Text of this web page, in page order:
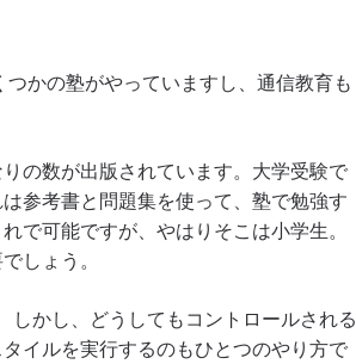
かの塾がやっていますし、通信教育も
の数が出版されています。大学受験で
参考書と問題集を使って、塾で勉強す
で可能ですが、やはりそこは小学生。
しょう。
かし、どうしてもコントロールされる
イルを実行するのもひとつのやり方で